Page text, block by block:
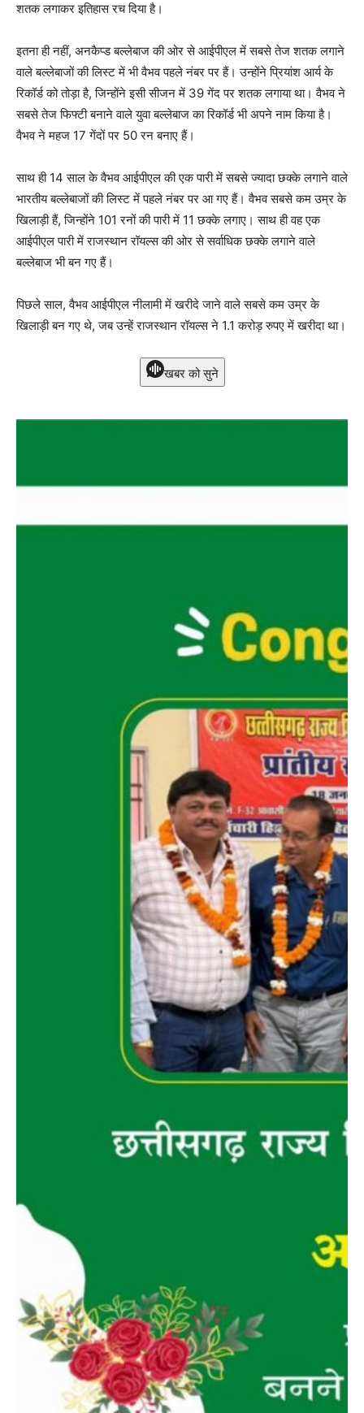
शतक लगाकर इतिहास रच दिया है।
इतना ही नहीं, अनकैप्ड बल्लेबाज की ओर से आईपीएल में सबसे तेज शतक लगाने
वाले बल्लेबाजों की लिस्ट में भी वैभव पहले नंबर पर हैं। उन्होंने प्रियांश आर्य के
रिकॉर्ड को तोड़ा है, जिन्होंने इसी सीजन में 39 गेंद पर शतक लगाया था। वैभव ने
सबसे तेज फिफ्टी बनाने वाले युवा बल्लेबाज का रिकॉर्ड भी अपने नाम किया है।
वैभव ने महज 17 गेंदों पर 50 रन बनाए हैं।
साथ ही 14 साल के वैभव आईपीएल की एक पारी में सबसे ज्यादा छक्के लगाने वाले
भारतीय बल्लेबाजों की लिस्ट में पहले नंबर पर आ गए हैं। वैभव सबसे कम उम्र के
खिलाड़ी हैं, जिन्होंने 101 रनों की पारी में 11 छक्के लगाए। साथ ही वह एक
आईपीएल पारी में राजस्थान रॉयल्स की ओर से सर्वाधिक छक्के लगाने वाले
बल्लेबाज भी बन गए हैं।
पिछले साल, वैभव आईपीएल नीलामी में खरीदे जाने वाले सबसे कम उम्र के
खिलाड़ी बन गए थे, जब उन्हें राजस्थान रॉयल्स ने 1.1 करोड़ रुपए में खरीदा था।
खबर को सुने